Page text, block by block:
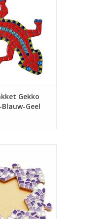
WINKELWAGEN
Gekko
Geel
WINKELWAGEN